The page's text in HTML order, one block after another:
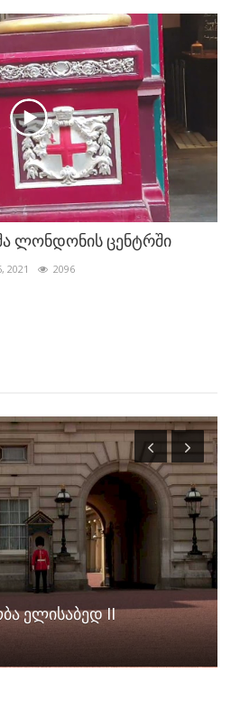
ლონდონის ცენტრში
2021 2096
ელისაბედ II